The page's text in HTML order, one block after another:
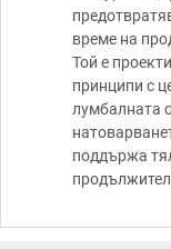
време на
Той е
принципи с
лумбалната
поддържа